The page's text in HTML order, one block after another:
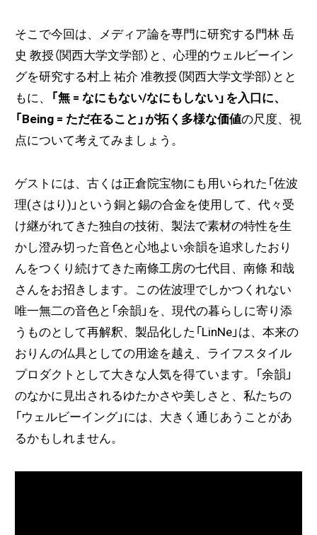
そこで今回は、メディア論を専門に研究する門林 岳
史 教授（関西大学文学部）と、心理的ウェルビーイン
グを研究する村上 祐介 准教授（関西大学文学部）とと
もに、
「無 = なにもない/なにもしない」を入口に、
「Being = ただ在ること」が拓く多様な価値の尺度、視
点について考えてみましょう。
ゲストには、古くは正倉院宝物にも用いられた「佐波
理(さはり)」という銅と錫の合⾦を使⽤して、代々受
け継がれてきた独⾃の技術、製法で素材の特性を⽣
かし澄み切った音色と心地よい余韻を追求したおり
んをつくり続けてきた南條工房の七代目、南條 和哉
さんをお招きします。この佐波理でしかつくれない
唯一無二の音色と「余韻」を、現代の暮らしに寄り添
うものとして再解釈、製品化した「LinNe」は、本来の
おりんの仏具としての用途を越え、ライフスタイル
プロダクトとして大きな人気を得ています。「余韻」
のなかに見出されるゆたかさや美しさと、私たちの
「ウェルビーイング」には、大きく通じあうことがあ
るかもしれません。